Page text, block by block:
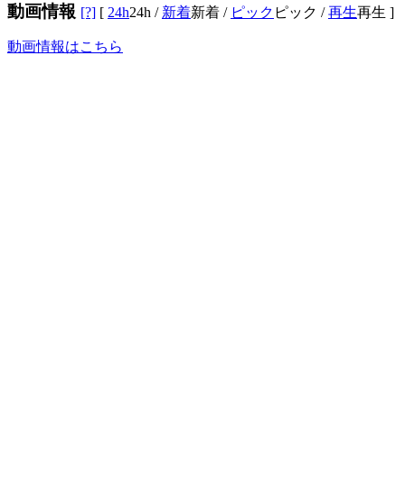
動画情報 [?] [ 24h24h / 新着新着 / ピック ピック /再生再生 ]
動画情報はこちら